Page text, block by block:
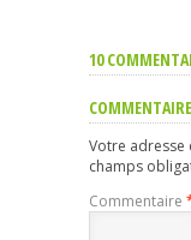
10
Votre adresse
champs
Commentaire